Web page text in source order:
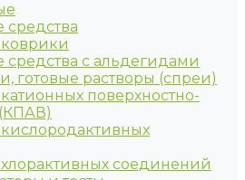
с альдегидами
готовые растворы (спреи)
поверхностно-
соединений